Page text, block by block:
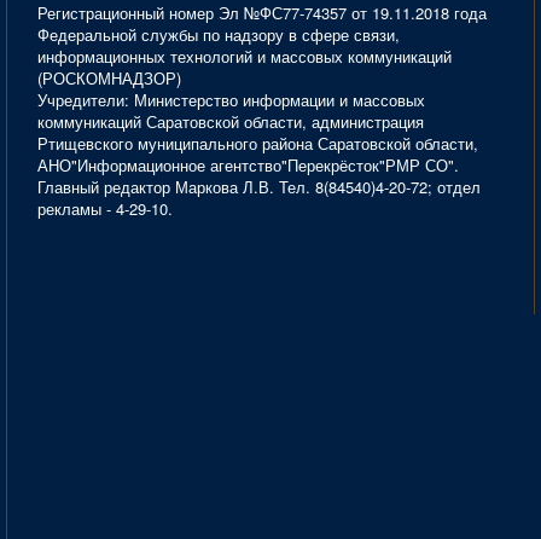
Регистрационный номер Эл №ФС77-74357 от 19.11.2018 года
Федеральной службы по надзору в сфере связи,
информационных технологий и массовых коммуникаций
(РОСКОМНАДЗОР)
Учредители: Министерство информации и массовых
коммуникаций Саратовской области, администрация
Ртищевского муниципального района Саратовской области,
АНО"Информационное агентство"Перекрёсток"РМР СО".
Главный редактор Маркова Л.В. Тел. 8(84540)4-20-72; отдел
рекламы - 4-29-10.